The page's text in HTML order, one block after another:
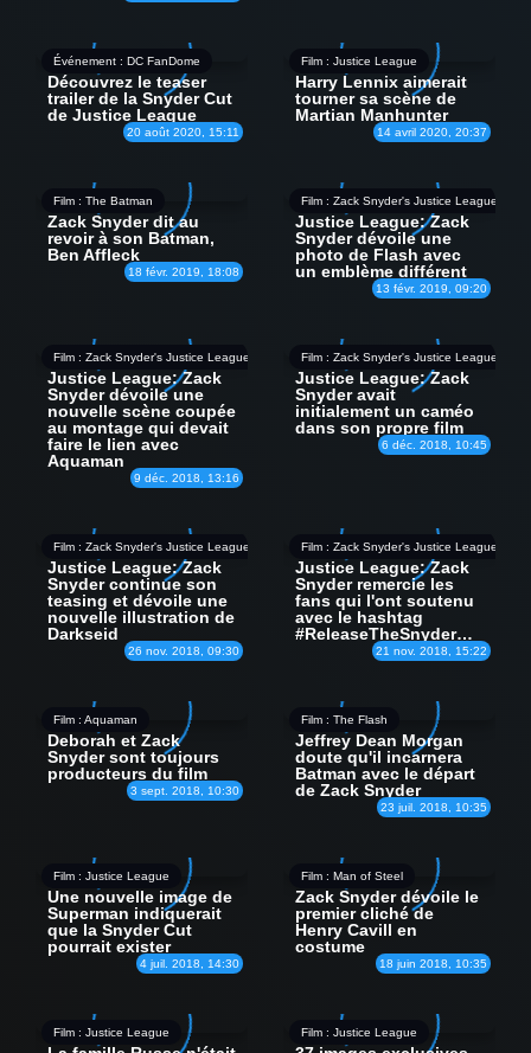
Événement : DC FanDome
20 août 2020, 15:11
Découvrez le teaser
trailer de la Snyder Cut
de Justice League
Film : Justice League
14 avril 2020, 20:37
Harry Lennix aimerait
tourner sa scène de
Martian Manhunter
Film : The Batman
18 févr. 2019, 18:08
Zack Snyder dit au
revoir à son Batman,
Ben Affleck
Film : Zack Snyder's Justice League
13 févr. 2019, 09:20
Justice League: Zack
Snyder dévoile une
photo de Flash avec
un emblème différent
Film : Zack Snyder's Justice League
9 déc. 2018, 13:16
Justice League: Zack
Snyder dévoile une
nouvelle scène coupée
au montage qui devait
faire le lien avec
Aquaman
Film : Zack Snyder's Justice League
6 déc. 2018, 10:45
Justice League: Zack
Snyder avait
initialement un caméo
dans son propre film
Film : Zack Snyder's Justice League
26 nov. 2018, 09:30
Justice League: Zack
Snyder continue son
teasing et dévoile une
nouvelle illustration de
Darkseid
Film : Zack Snyder's Justice League
21 nov. 2018, 15:22
Justice League: Zack
Snyder remercie les
fans qui l'ont soutenu
avec le hashtag
#ReleaseTheSnyderCut
Film : Aquaman
3 sept. 2018, 10:30
Deborah et Zack
Snyder sont toujours
producteurs du film
Film : The Flash
23 juil. 2018, 10:35
Jeffrey Dean Morgan
doute qu'il incarnera
Batman avec le départ
de Zack Snyder
Film : Justice League
4 juil. 2018, 14:30
Une nouvelle image de
Superman indiquerait
que la Snyder Cut
pourrait exister
Film : Man of Steel
18 juin 2018, 10:35
Zack Snyder dévoile le
premier cliché de
Henry Cavill en
costume
Film : Justice League Film : Justice League